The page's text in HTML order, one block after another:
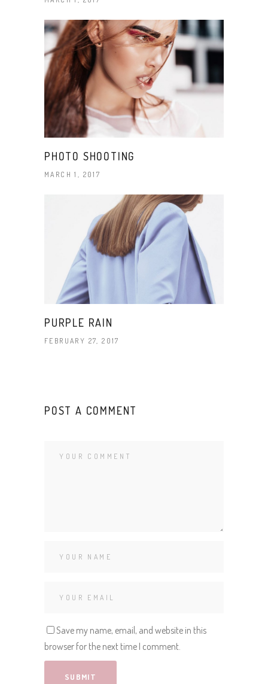
PHOTO SHOOTING
MARCH 1, 2017
PURPLE RAIN
FEBRUARY 27, 2017
POST A COMMENT
Save my name, email, and website in this
browser for the next time I comment.